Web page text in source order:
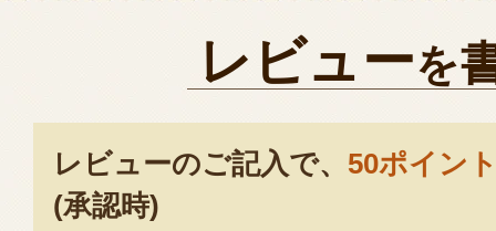
レビューを
レビューのご記入で、 50ポイン
(承認時)